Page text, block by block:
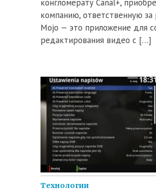
конгломерату Canal+,
компанию, ответственную за
Mojo — это приложение для
редактирования видео с […]
Технологии